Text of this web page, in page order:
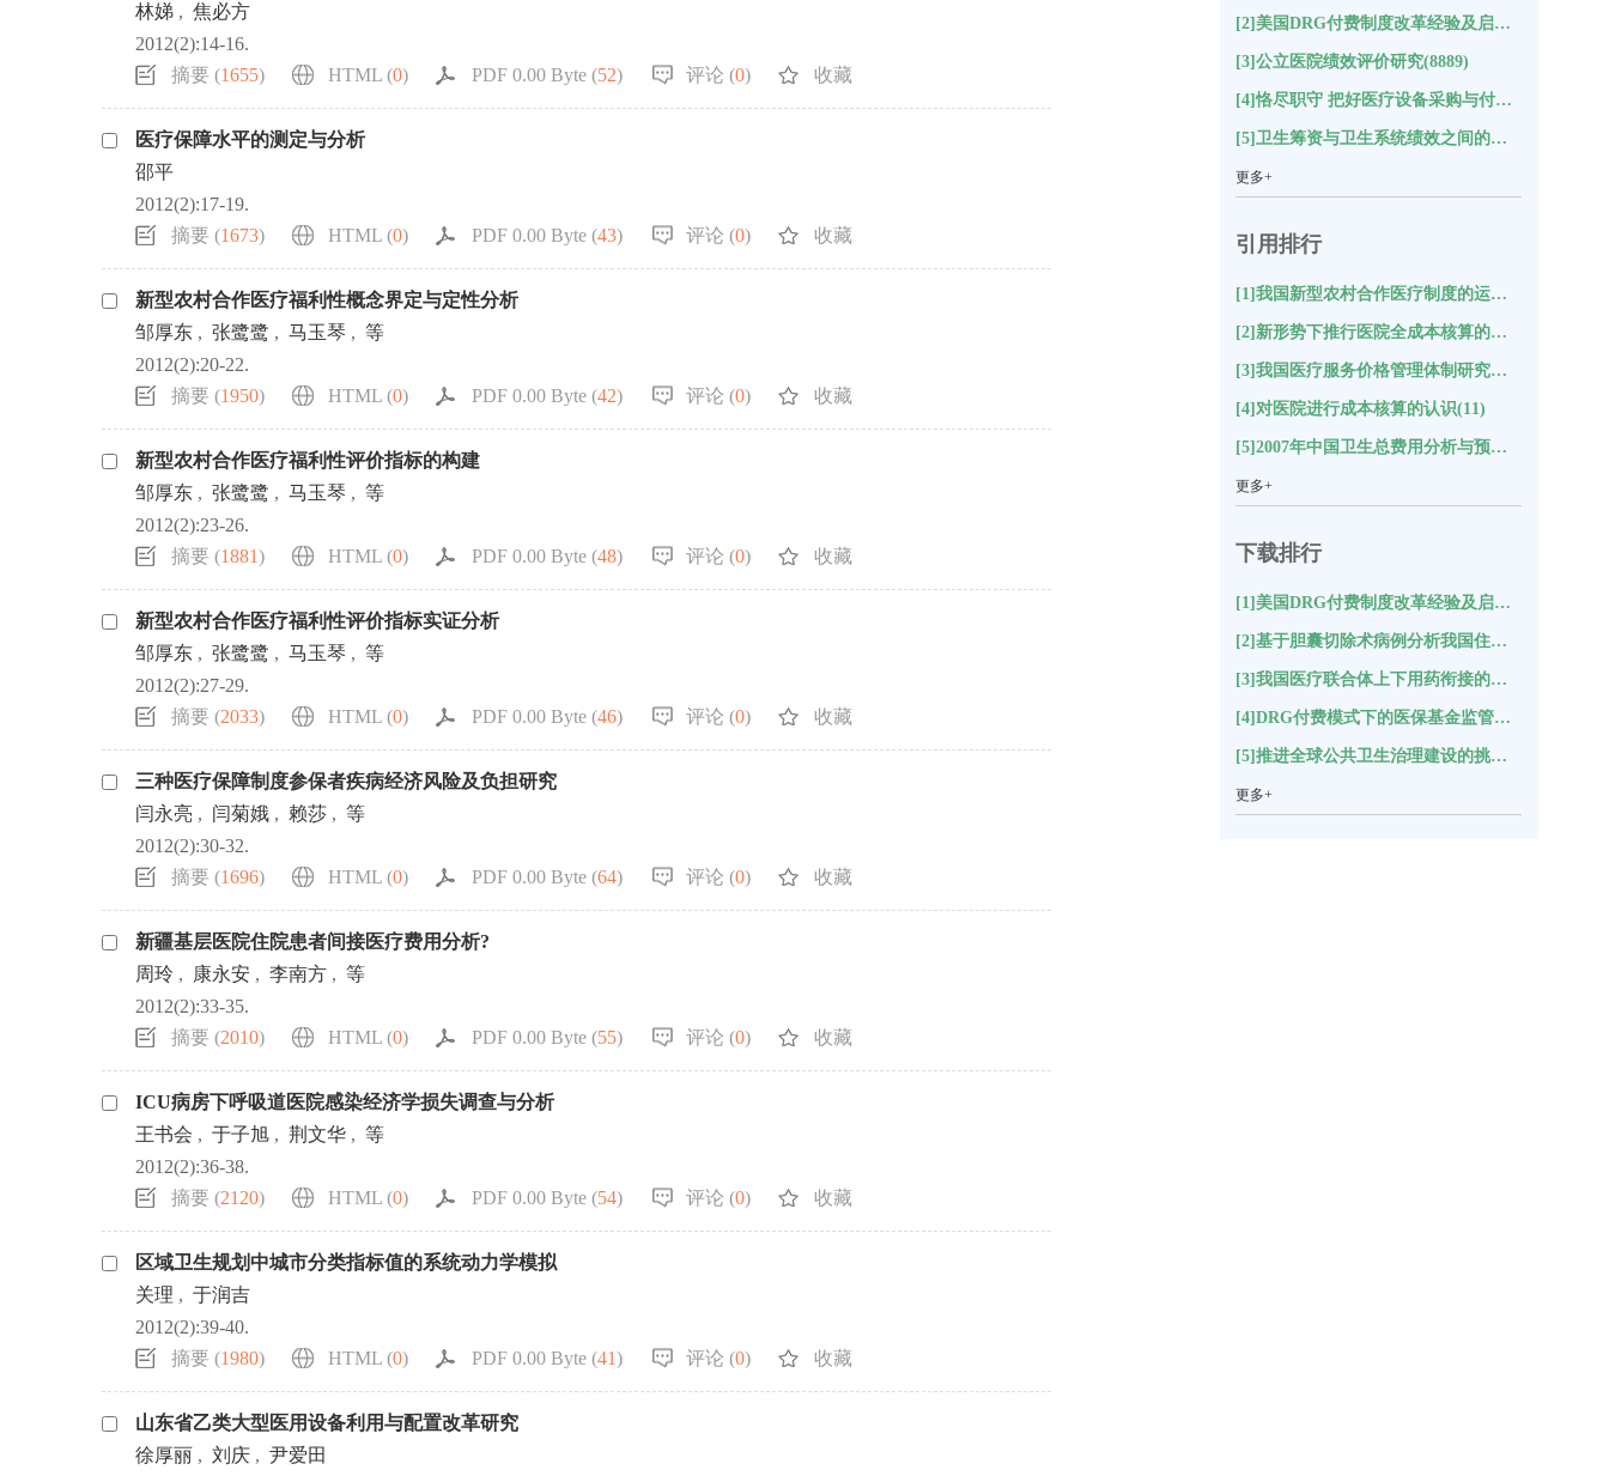
林娣 , 焦必方
2012(2):14-16.
摘要 (1655) HTML (0) PDF 0.00 Byte (52) 评论 (0) 收藏
医疗保障水平的测定与分析
邵平
2012(2):17-19.
摘要 (1673) HTML (0) PDF 0.00 Byte (43) 评论 (0) 收藏
新型农村合作医疗福利性概念界定与定性分析
邹厚东 , 张鹭鹭 , 马玉琴 , 等
2012(2):20-22.
摘要 (1950) HTML (0) PDF 0.00 Byte (42) 评论 (0) 收藏
新型农村合作医疗福利性评价指标的构建
邹厚东 , 张鹭鹭 , 马玉琴 , 等
2012(2):23-26.
摘要 (1881) HTML (0) PDF 0.00 Byte (48) 评论 (0) 收藏
新型农村合作医疗福利性评价指标实证分析
邹厚东 , 张鹭鹭 , 马玉琴 , 等
2012(2):27-29.
摘要 (2033) HTML (0) PDF 0.00 Byte (46) 评论 (0) 收藏
三种医疗保障制度参保者疾病经济风险及负担研究
闫永亮 , 闫菊娥 , 赖莎 , 等
2012(2):30-32.
摘要 (1696) HTML (0) PDF 0.00 Byte (64) 评论 (0) 收藏
新疆基层医院住院患者间接医疗费用分析?
周玲 , 康永安 , 李南方 , 等
2012(2):33-35.
摘要 (2010) HTML (0) PDF 0.00 Byte (55) 评论 (0) 收藏
ICU病房下呼吸道医院感染经济学损失调查与分析
王书会 , 于子旭 , 荆文华 , 等
2012(2):36-38.
摘要 (2120) HTML (0) PDF 0.00 Byte (54) 评论 (0) 收藏
区域卫生规划中城市分类指标值的系统动力学模拟
关理 , 于润吉
2012(2):39-40.
摘要 (1980) HTML (0) PDF 0.00 Byte (41) 评论 (0) 收藏
山东省乙类大型医用设备利用与配置改革研究
徐厚丽 , 刘庆 , 尹爱田
[2]美国DRG付费制度改革经验及启示(9431)
[3]公立医院绩效评价研究(8889)
[4]恪尽职守 把好医疗设备采购与付款关(8652)
[5]卫生筹资与卫生系统绩效之间的关系及对中国的启示研究(8588)
更多+
引用排行
[1]我国新型农村合作医疗制度的运行状况与评价分析(18)
[2]新形势下推行医院全成本核算的思考(17)
[3]我国医疗服务价格管理体制研究综述(12)
[4]对医院进行成本核算的认识(11)
[5]2007年中国卫生总费用分析与预测(11)
更多+
下载排行
[1]美国DRG付费制度改革经验及启示(17417)
[2]基于胆囊切除术病例分析我国住院结构变化(11146)
[3]我国医疗联合体上下用药衔接的困境分析及对策建议*(5491)
[4]DRG付费模式下的医保基金监管指标体系构建(5282)
[5]推进全球公共卫生治理建设的挑战与思考(5219)
更多+